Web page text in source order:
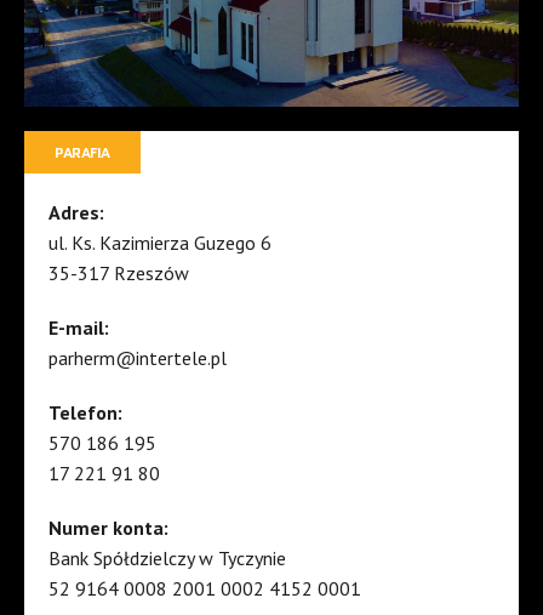
PARAFIA
Adres:
ul. Ks. Kazimierza Guzego 6
35-317 Rzeszów
E-mail:
parherm@intertele.pl
Telefon:
570 186 195
17 221 91 80
Numer konta:
Bank Spółdzielczy w Tyczynie
52 9164 0008 2001 0002 4152 0001